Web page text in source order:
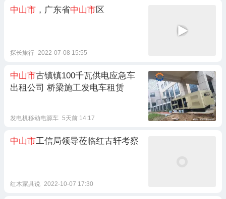
中山市 ，广东省中山市区
探长旅行 2022-07-08 15:55
中山市古镇镇100千瓦供电应急车
出租公司 桥梁施工发电车租赁
发电机移动电源车 5天前 14:17
中山市工信局领导莅临红古轩考察
红木家具说 2022-10-07 17:30